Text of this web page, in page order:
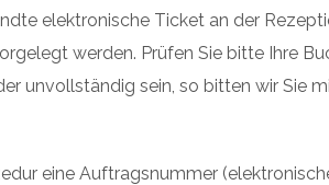
elektronische Ticket an der
werden. Prüfen Sie bitte Ihre
unvollständig sein, so bitten wir Sie
eine Auftragsnummer